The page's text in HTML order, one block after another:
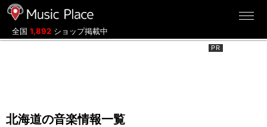
全国 1,892 ショップ掲載中
北海道の音楽情報一覧